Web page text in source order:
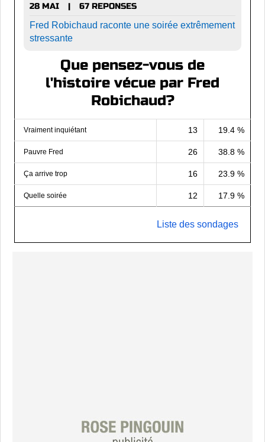
28 MAI |
67 REPONSES
Fred Robichaud raconte une soirée extrêmement
stressante
Que pensez-vous de
l'histoire vécue par Fred
Robichaud?
Vraiment inquiétant 13 19.4 %
Pauvre Fred 26 38.8 %
Ça arrive trop 16 23.9 %
Quelle soirée 12 17.9 %
Liste des sondages